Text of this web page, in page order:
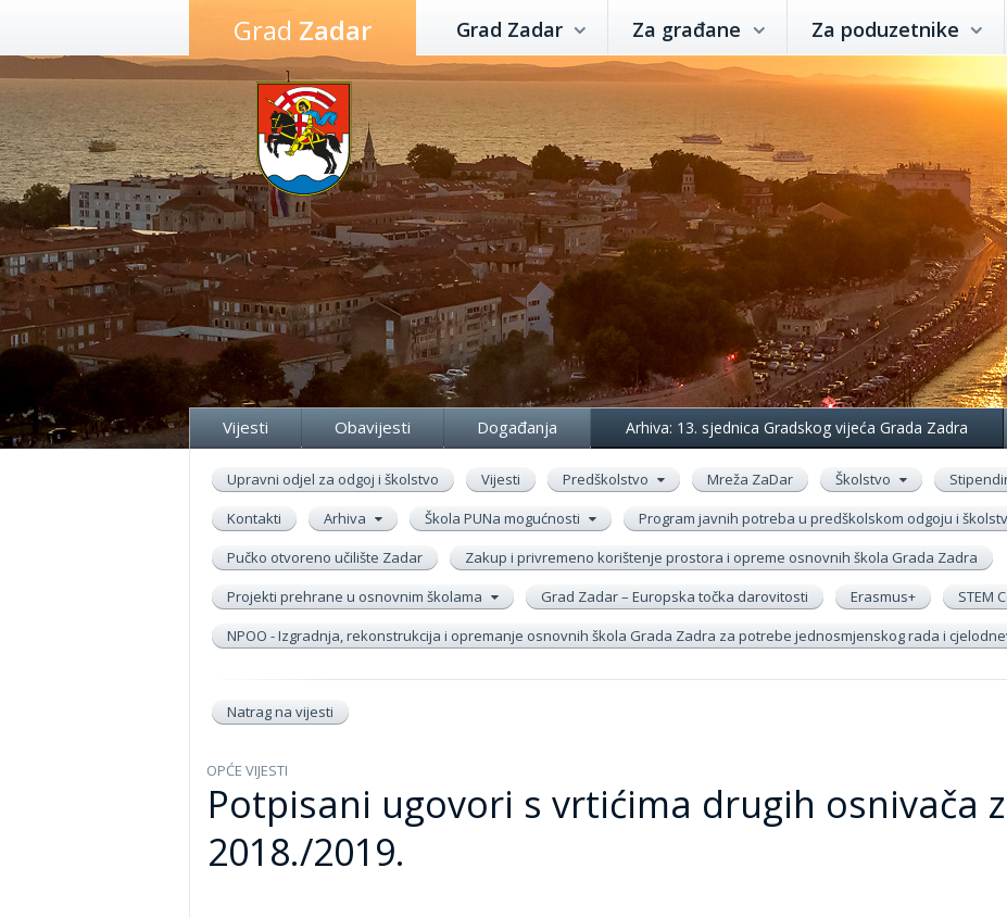
Preskoči
sadržaj
Grad Zadar Grad Zadar Za građane Za poduzetnike
Vijesti Obavijesti Događanja Arhiva: 13. sjednica Gradskog vijeća Grada Zadra
Upravni odjel za odgoj i školstvo Vijesti Predškolstvo Mreža ZaDar Školstvo
Kontakti
Arhiva Škola PUNa mogućnosti
Program javnih potreba u predškolskom odgoju i
Pučko otvoreno učilište Zadar
Zakup i privremeno korištenje prostora i opreme osnovnih škola Grada Zadra
Projekti prehrane u osnovnim školama
Grad Zadar – Europska točka darovitosti Erasmus+
STEM
NPOO - Izgradnja, rekonstrukcija i opremanje osnovnih škola Grada Zadra za potrebe jednosmjenskog rada i
Natrag na vijesti
OPĆE VIJESTI
Potpisani ugovori s vrtićima drugih osnivača
2018./2019.